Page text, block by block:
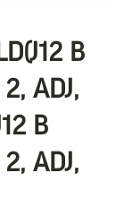
B
ADJ,
B
ADJ,